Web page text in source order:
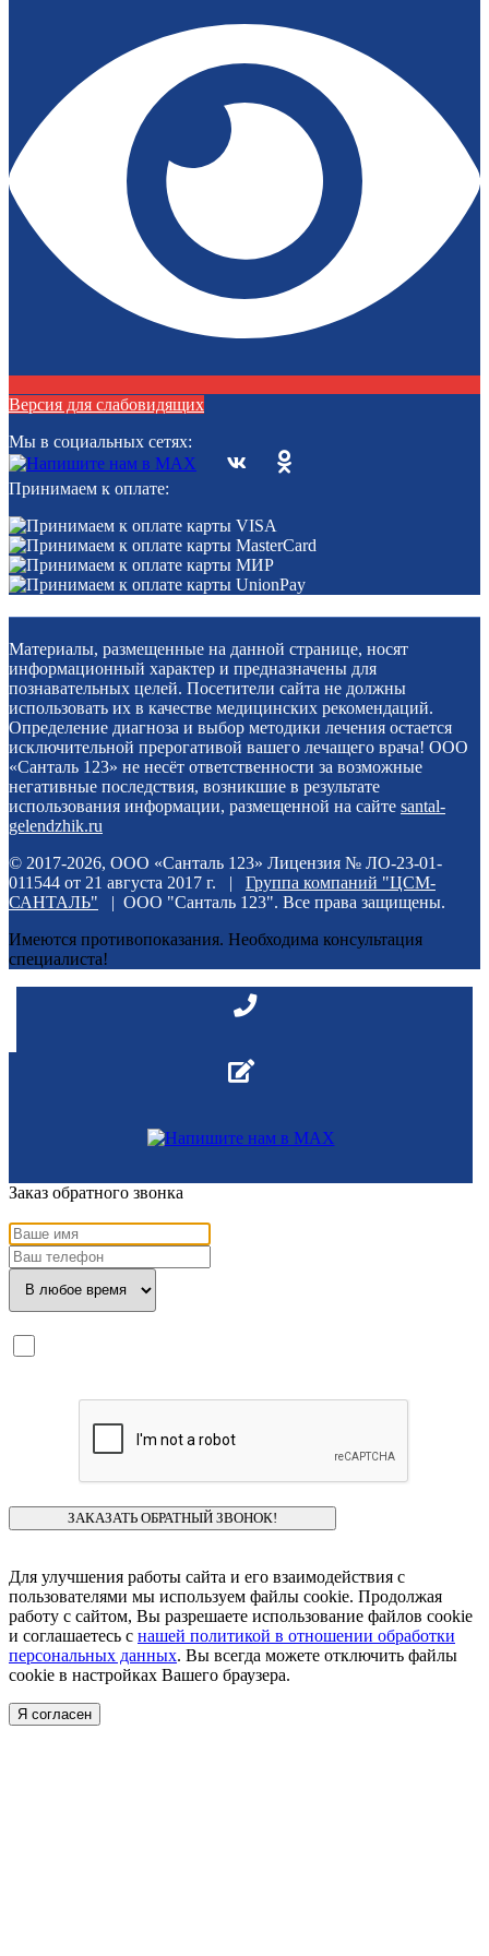
Версия для слабовидящих
Мы в социальных сетях:
Принимаем к оплате:
Материалы, размещенные на данной странице, носят
информационный характер и предназначены для
познавательных целей. Посетители сайта не должны
использовать их в качестве медицинских рекомендаций.
Определение диагноза и выбор методики лечения остается
исключительной прерогативой вашего лечащего врача! ООО
«Санталь 123» не несёт ответственности за возможные
негативные последствия, возникшие в результате
использования информации, размещенной на сайте santal-
gelendzhik.ru
© 2017-2026, ООО «Санталь 123» Лицензия № ЛО-23-01-
011544 от 21 августа 2017 г. | Группа компаний "ЦСМ-
САНТАЛЬ" | ООО "Санталь 123". Все права защищены.
Имеются противопоказания. Необходима консультация
специалиста!
Заказ обратного звонка
Для улучшения работы сайта и его взаимодействия с
пользователями мы используем файлы cookie. Продолжая
работу с сайтом, Вы разрешаете использование файлов cookie
и соглашаетесь с нашей политикой в отношении обработки
персональных данных. Вы всегда можете отключить файлы
cookie в настройках Вашего браузера.
Я согласен